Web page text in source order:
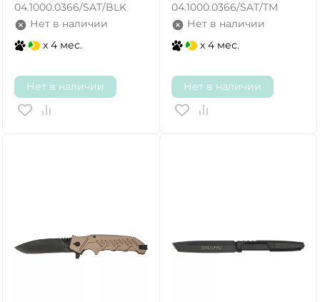
04.1000.0366/SAT/BLK
Нет в наличии
x 4 мес.
Нет в наличии
04.1000.0366/SAT/TM
Нет в наличии
x 4 мес.
Нет в наличии